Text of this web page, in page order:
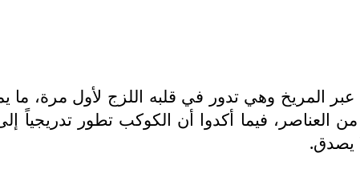
المريخ وهي تدور في قلبه اللزج لأول مرة، ما
العناصر، فيما أكدوا أن الكوكب تطور تدريجياً
يصدق.